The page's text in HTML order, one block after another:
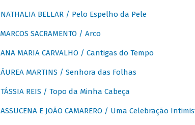
NATHALIA BELLAR / Pelo Espelho da Pele
MARCOS SACRAMENTO / Arco
ANA MARIA CARVALHO / Cantigas do Tempo
ÁUREA MARTINS / Senhora das Folhas
TÁSSIA REIS / Topo da Minha Cabeça
ASSUCENA E JOÃO CAMARERO / Uma Celebração